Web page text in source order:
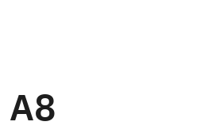
A8